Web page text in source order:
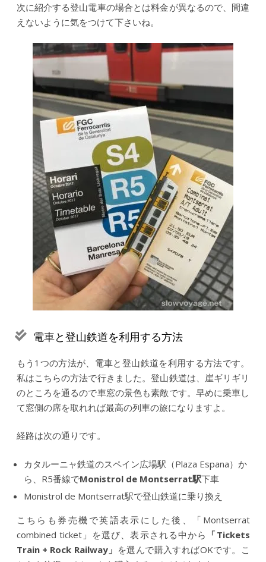
次に紹介する登山電車の場合とは料金が異なるので、間違
えないように気をつけて下さいね。
電車と登山鉄道を利用する方法
もう1つの方法が、電車と登山鉄道を利用する方法です。
私はこちらの方法で行きました。登山鉄道は、崖ギリギリ
のところを通るので車窓の景色も素敵です。早めに乗車し
て窓側の席を取れれば最高の列車の旅になりますよ。
経路は次の通りです。
カタルーニャ鉄道のスペイン広場駅（Plaza Espana）か
ら、R5番線でMonistrol de Montserrat駅下車
Monistrol de Montserrat駅で登山鉄道に乗り換え
こちらも券売機で英語表示にした後、「Montserrat
combined ticket」を選び、表示される中から 「Tickets
Train + Rock Railway」 を選んで購入すればOKです。こ